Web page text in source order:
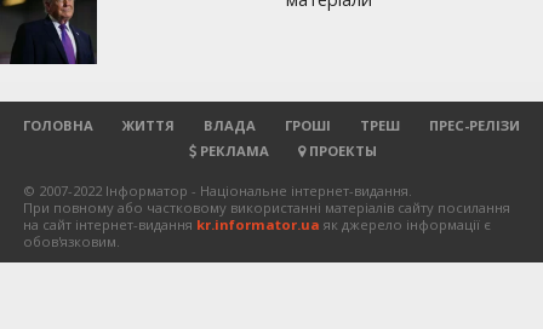
ГОЛОВНА ЖИТТЯ ВЛАДА ГРОШІ ТРЕШ
ПРЕС-РЕЛІЗИ
РЕКЛАМА
ПРОЕКТЫ
© 2007-2022 Інформатор - Національне інтернет-видання.
При повному або частковому використанні матеріалів сайту посилання
на сайт інтернет-видання kr.informator.ua як джерело інформації є
обов'язковим.